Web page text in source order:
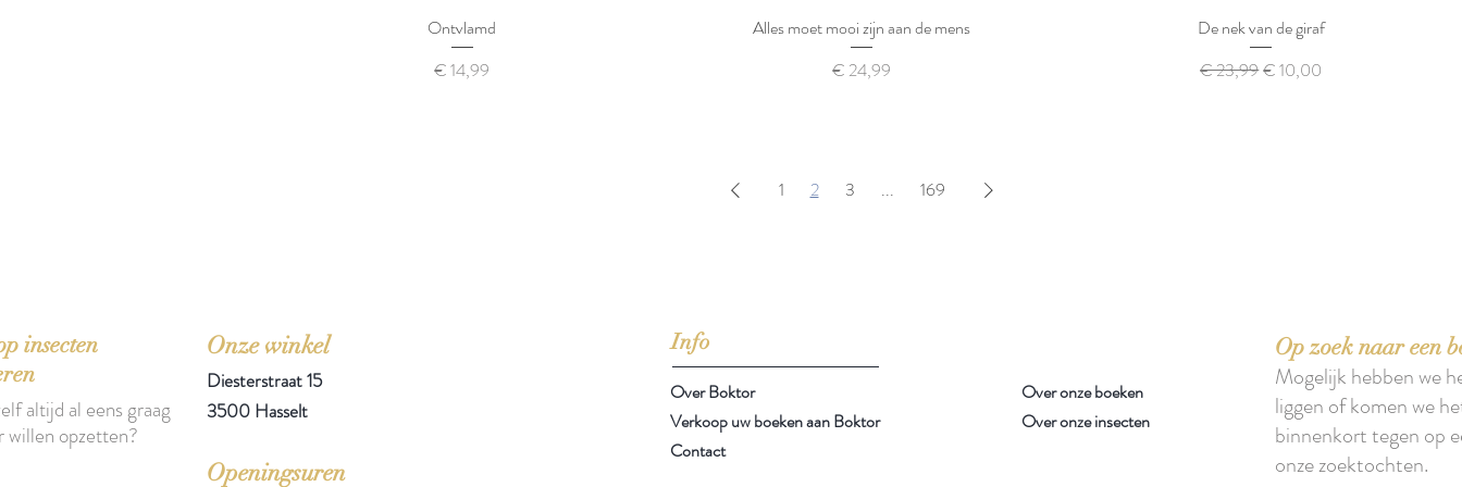
Ontvlamd
Prijs
€ 14,99
Alles moet mooi zijn aan de mens
Prijs
€ 24,99
De nek van de giraf
Normale prijs
€ 23,99Verkoopprijs
€ 10,00
1 2 3 ... 169
insecten
altijd al eens graag
willen opzetten?
Onze winkel
Diesterstraat 15
3500 Hasselt
Openingsuren
Info
Over Boktor
Verkoop uw boeken aan Boktor
Contact
Op zoek naar een
Mogelijk hebben we
liggen of komen we
binnenkort tegen op
onze zoektochten.
Over onze boeken
Over onze insecten